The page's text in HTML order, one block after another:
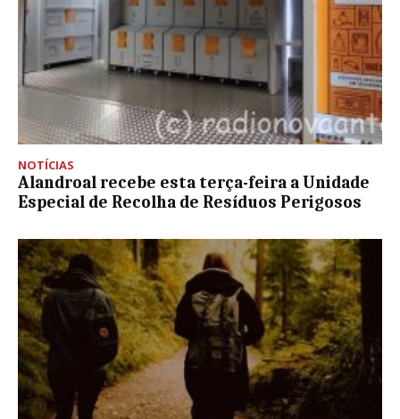
NOTÍCIAS
Alandroal recebe esta terça-feira a Unidade
Especial de Recolha de Resíduos Perigosos